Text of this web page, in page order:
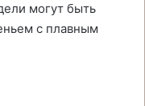
могут быть
с плавным